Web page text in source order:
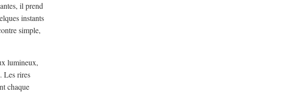
il prend
instants
simple,
lumineux,
Les rires
chaque